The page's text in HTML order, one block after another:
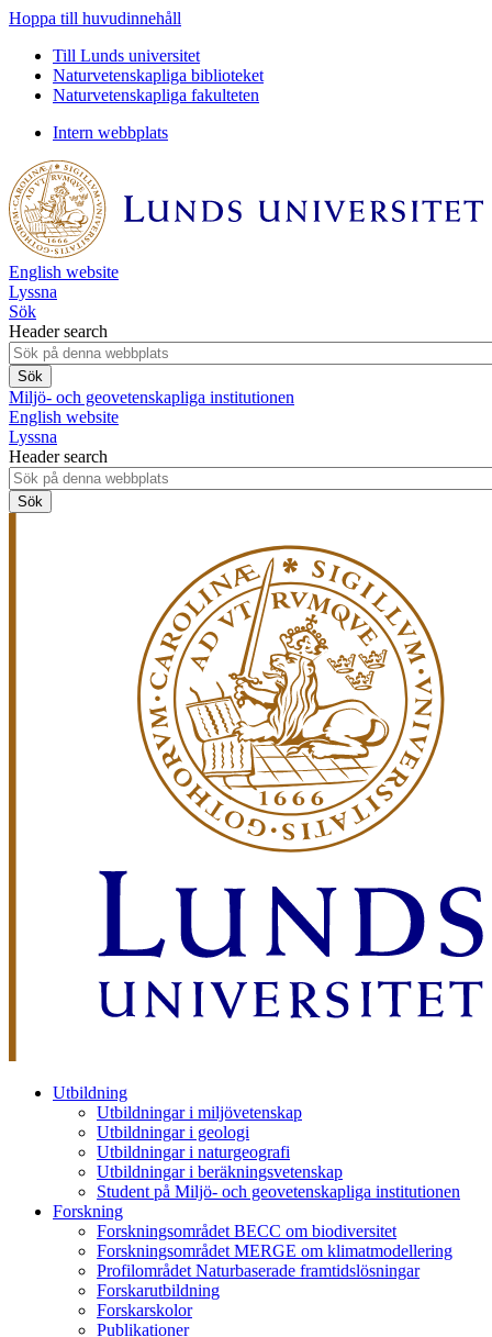
Hoppa till huvudinnehåll
Till Lunds universitet
Naturvetenskapliga biblioteket
Naturvetenskapliga fakulteten
Intern webbplats
English website
Lyssna
Sök
Header search
Miljö- och geovetenskapliga institutionen
English website
Lyssna
Header search
Utbildning
Utbildningar i miljövetenskap
Utbildningar i geologi
Utbildningar i naturgeografi
Utbildningar i beräkningsvetenskap
Student på Miljö- och geovetenskapliga institutionen
Forskning
Forskningsområdet BECC om biodiversitet
Forskningsområdet MERGE om klimatmodellering
Profilområdet Naturbaserade framtidslösningar
Forskarutbildning
Forskarskolor
Publikationer